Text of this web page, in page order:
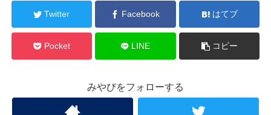
Twitter Facebook はてブ
Pocket LINE コピー
みやびをフォローする